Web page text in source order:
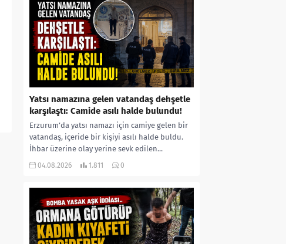
Yatsı namazına gelen vatandaş dehşetle
karşılaştı: Camide asılı halde bulundu!
Erzurum’da yatsı namazı için camiye gelen bir
vatandaş, içeride bir kişiyi asılı halde buldu.
İhbar üzerine olay yerine sevk edilen...
04.08.2026 1.811 0